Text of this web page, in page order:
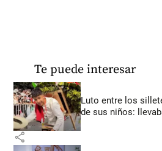
Te puede interesar
Luto entre los
de sus niños:
share